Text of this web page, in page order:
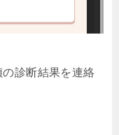
診断結果を連絡